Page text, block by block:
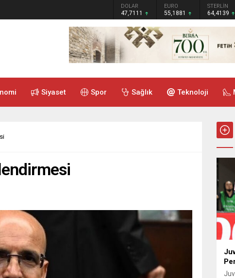
DOLAR
47,7111
EURO
55,1881
STERLİN
64,4139
Siyaset Spor Sağlık Teknoloji